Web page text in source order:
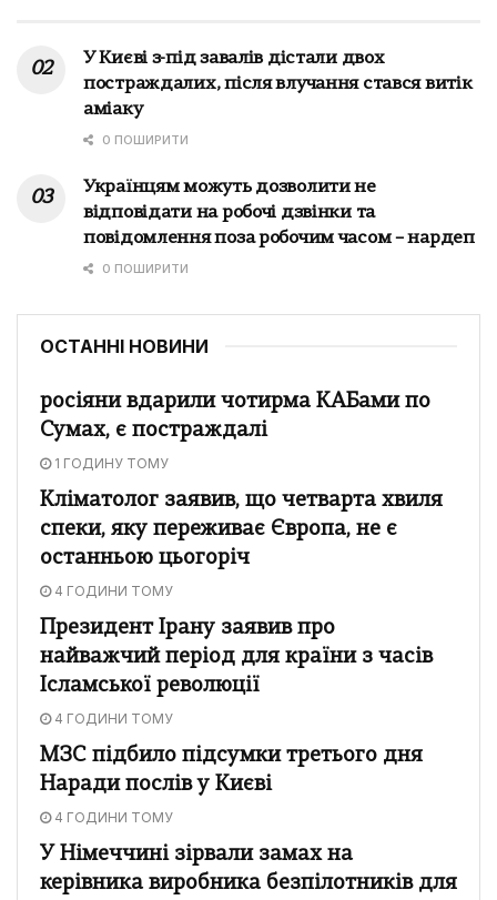
У Києві з-під завалів дістали двох
постраждалих, після влучання стався витік
аміаку
0 ПОШИРИТИ
Українцям можуть дозволити не
відповідати на робочі дзвінки та
повідомлення поза робочим часом – нардеп
0 ПОШИРИТИ
ОСТАННІ НОВИНИ
росіяни вдарили чотирма КАБами по
Сумах, є постраждалі
1 ГОДИНУ ТОМУ
Кліматолог заявив, що четварта хвиля
спеки, яку переживає Європа, не є
останньою цьогоріч
4 ГОДИНИ ТОМУ
Президент Ірану заявив про
найважчий період для країни з часів
Ісламської революції
4 ГОДИНИ ТОМУ
МЗС підбило підсумки третього дня
Наради послів у Києві
4 ГОДИНИ ТОМУ
У Німеччині зірвали замах на
керівника виробника безпілотників для